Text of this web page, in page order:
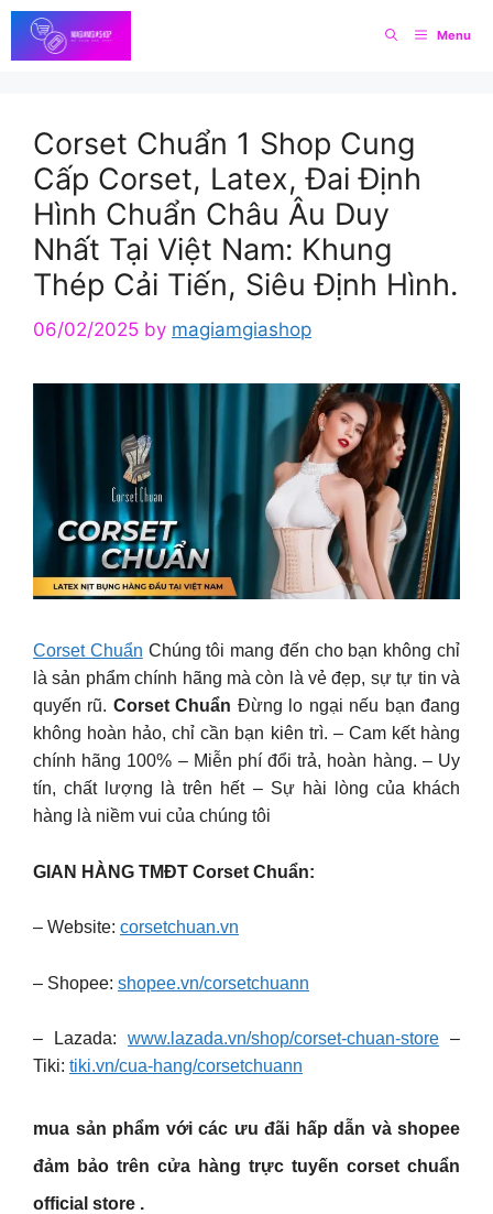
Skip
to
content
Menu
Corset Chuẩn 1 Shop Cung
Cấp Corset, Latex, Đai Định
Hình Chuẩn Châu Âu Duy
Nhất Tại Việt Nam: Khung
Thép Cải Tiến, Siêu Định Hình.
06/02/2025 by magiamgiashop
Corset Chuẩn Chúng tôi mang đến cho bạn không chỉ
là sản phẩm chính hãng mà còn là vẻ đẹp, sự tự tin và
quyến rũ. Corset Chuẩn Đừng lo ngại nếu bạn đang
không hoàn hảo, chỉ cần bạn kiên trì. – Cam kết hàng
chính hãng 100% – Miễn phí đổi trả, hoàn hàng. – Uy
tín, chất lượng là trên hết – Sự hài lòng của khách
hàng là niềm vui của chúng tôi
GIAN HÀNG TMĐT Corset Chuẩn:
– Website: corsetchuan.vn
– Shopee: shopee.vn/corsetchuann
– Lazada: www.lazada.vn/shop/corset-chuan-store –
Tiki: tiki.vn/cua-hang/corsetchuann
mua sản phẩm với các ưu đãi hấp dẫn và shopee
đảm bảo trên cửa hàng trực tuyến corset chuẩn
official store .